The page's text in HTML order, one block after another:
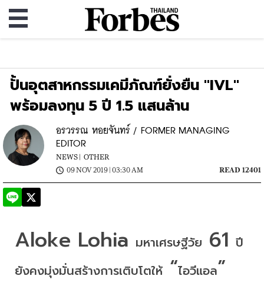
ปั้นอุตสาหกรรมเคมีภัณฑ์ยั่งยืน "IVL"
พร้อมลงทุน 5 ปี 1.5 แสนล้าน
อรวรรณ หอยจันทร์ / FORMER MANAGING
EDITOR
NEWS |
OTHER
09 NOV 2019 | 03:30 AM
READ 12401
Aloke Lohia มหาเศรษฐีวัย 61 ปี
ยังคงมุ่งมั่นสร้างการเติบโตให้ “ไอวีแอล”